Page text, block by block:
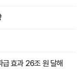
효과 26조 원 달해